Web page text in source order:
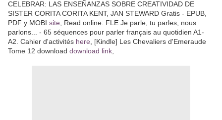
CELEBRAR: LAS ENSEÑANZAS SOBRE CREATIVIDAD DE
SISTER CORITA CORITA KENT, JAN STEWARD Gratis - EPUB,
PDF y MOBI site, Read online: FLE Je parle, tu parles, nous
parlons... - 65 séquences pour parler français au quotidien A1-
A2. Cahier d'activités here, [Kindle] Les Chevaliers d'Emeraude
Tome 12 download download link,